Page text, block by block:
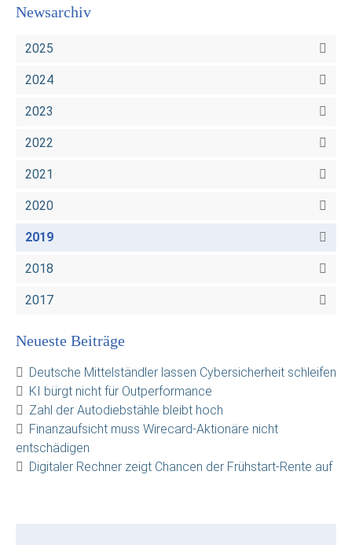
Newsarchiv
2025
2024
2023
2022
2021
2020
2019
2018
2017
Neueste Beiträge
Deutsche Mittelständler lassen Cybersicherheit schleifen
KI bürgt nicht für Outperformance
Zahl der Autodiebstähle bleibt hoch
Finanzaufsicht muss Wirecard-Aktionäre nicht
entschädigen
Digitaler Rechner zeigt Chancen der Frühstart-Rente auf